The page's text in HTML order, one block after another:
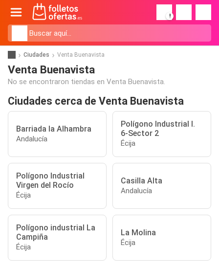
!
Ciudades Venta Buenavista
Venta Buenavista
No se encontraron tiendas en Venta Buenavista.
Ciudades cerca de Venta Buenavista
Barriada la Alhambra
Andalucía
Polígono Industrial I.
6-Sector 2
Écija
Polígono Industrial
Virgen del Rocío
Écija
Casilla Alta
Andalucía
Polígono industrial La
Campiña
Écija
La Molina
Écija